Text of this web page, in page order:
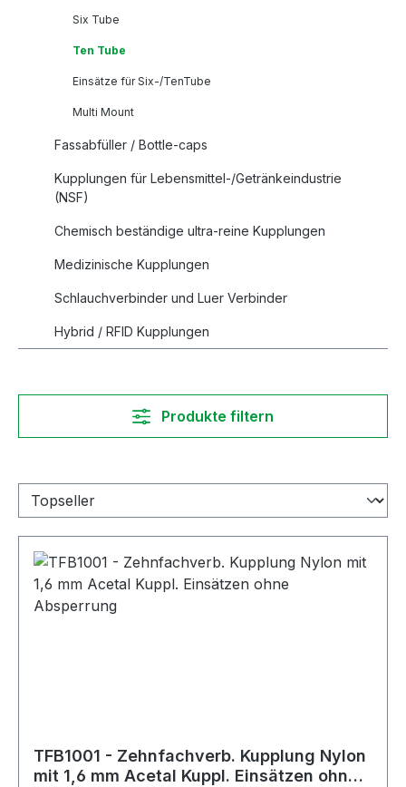
Six Tube
Ten Tube
Einsätze für Six-/TenTube
Multi Mount
Fassabfüller / Bottle-caps
Kupplungen für Lebensmittel-/Getränkeindustrie
(NSF)
Chemisch beständige ultra-reine Kupplungen
Medizinische Kupplungen
Schlauchverbinder und Luer Verbinder
Hybrid / RFID Kupplungen
Produkte filtern
TFB1001 - Zehnfachverb. Kupplung Nylon
mit 1,6 mm Acetal Kuppl. Einsätzen ohne